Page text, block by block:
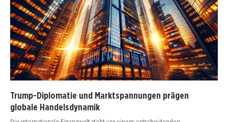
Trump-Diplomatie und Marktspannungen prägen
globale Handelsdynamik